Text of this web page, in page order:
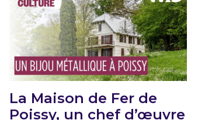
La Maison de Fer de
Poissy, un chef d’œuvre